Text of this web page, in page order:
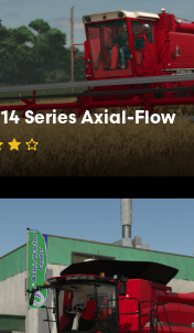
Series Axial-Flow